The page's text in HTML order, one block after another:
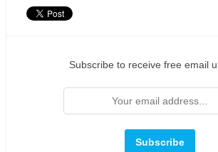
Subscribe to receive free email